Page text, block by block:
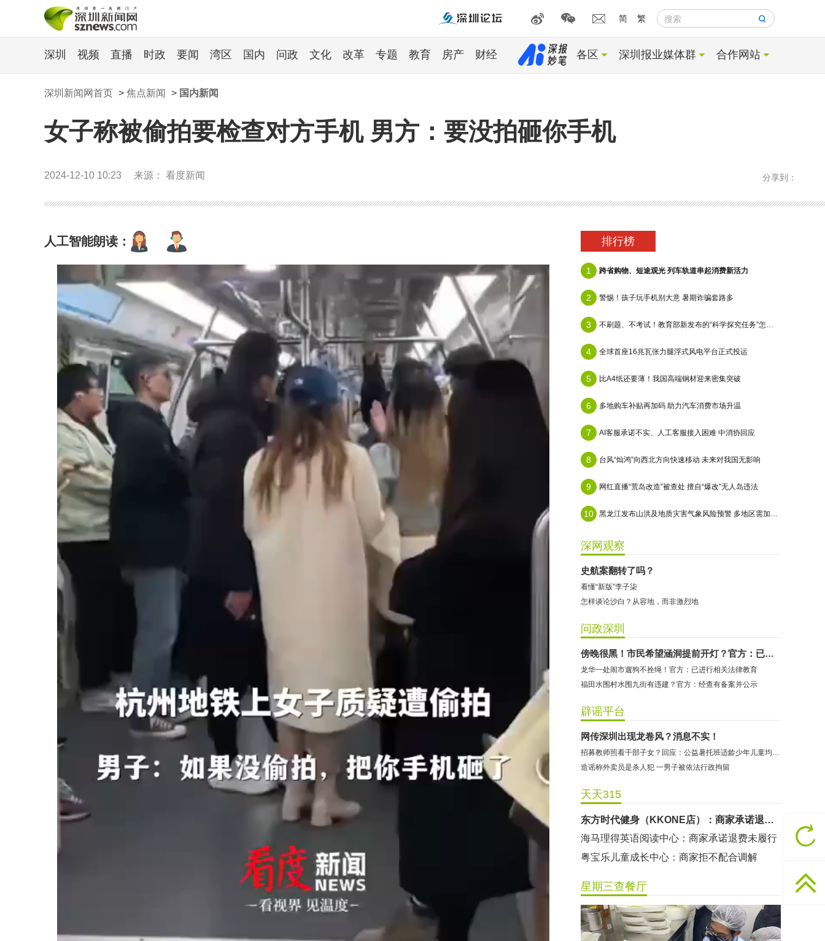
简 繁 搜索
深圳 视频 直播 时政 要闻 湾区 国内 问政 文化 改革 专题 教育 房产 财经 各区 深圳报业媒体群 合作网站
深圳新闻网首页 > 焦点新闻 > 国内新闻
女子称被偷拍要检查对方手机 男方：要没拍砸你手机
2024-12-10 10:23 来源： 看度新闻 分享到：
人工智能朗读： 排行榜
1 跨省购物、短途观光 列车轨道串起消费新活力
2 警惕！孩子玩手机别大意 暑期诈骗套路多
3 不刷题、不考试！教育部新发布的“科学探究任务”怎么做？
4 全球首座16兆瓦张力腿浮式风电平台正式投运
5 比A4纸还要薄！我国高端钢材迎来密集突破
6 多地购车补贴再加码 助力汽车消费市场升温
7 AI客服承诺不实、人工客服接入困难 中消协回应
8 台风“灿鸿”向西北方向快速移动 未来对我国无影响
9 网红直播“荒岛改造”被查处 擅自“爆改”无人岛违法
10 黑龙江发布山洪及地质灾害气象风险预警 多地区需加强防范
深网观察
史航案翻转了吗？
看懂“新版”李子柒
怎样谈论沙白？从容地，而非激烈地
问政深圳
傍晚很黑！市民希望涵洞提前开灯？官方：已相应调整
龙华一处闹市遛狗不拴绳！官方：已进行相关法律教育
福田水围村水围九街有违建？官方：经查有备案并公示
辟谣平台
网传深圳出现龙卷风？消息不实！
招募教师照看干部子女？回应：公益暑托班适龄少年儿童均可报名
造谣称外卖员是杀人犯 一男子被依法行政拘留
天天315
哈尔特健身：商家拒不配合调解
东方时代健身（KKONE店）：商家承诺退费未履行
海马理得英语阅读中心：商家承诺退费未履行
粤宝乐儿童成长中心：商家拒不配合调解
无上悦动健身：商家停业未退费
哈尔特健身：商家拒不配合调解
星期三查餐厅